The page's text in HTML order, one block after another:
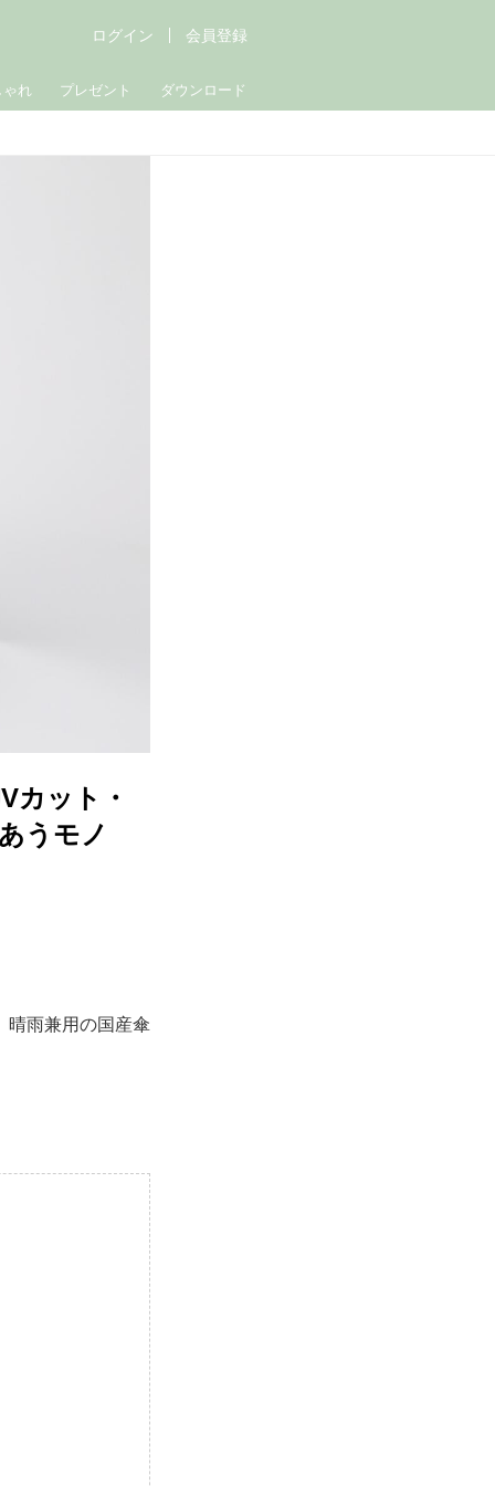
ゃれ プレゼント ダウンロード
ログイン 会員登録
カット・
うモノ
晴雨兼用の国産傘